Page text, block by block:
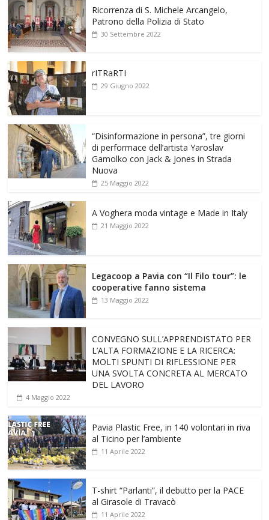
Ricorrenza di S. Michele Arcangelo,
Patrono della Polizia di Stato
30 Settembre 2022
rITRaRTI
29 Giugno 2022
“Disinformazione in persona”, tre giorni
di performace dell’artista Yaroslav
Gamolko con Jack & Jones in Strada
Nuova
25 Maggio 2022
A Voghera moda vintage e Made in Italy
21 Maggio 2022
Legacoop a Pavia con “Il Filo tour”: le
cooperative fanno sistema
13 Maggio 2022
CONVEGNO SULL’APPRENDISTATO PER
L’ALTA FORMAZIONE E LA RICERCA:
MOLTI SPUNTI DI RIFLESSIONE PER
UNA SVOLTA CONCRETA AL MERCATO
DEL LAVORO
4 Maggio 2022
Pavia Plastic Free, in 140 volontari in riva
al Ticino per l’ambiente
11 Aprile 2022
T-shirt “Parlanti”, il debutto per la PACE
al Girasole di Travacò
11 Aprile 2022